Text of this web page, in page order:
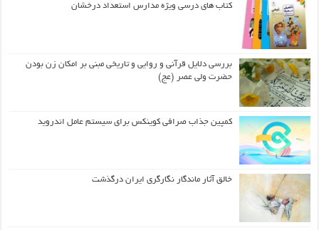
کتاب های درسی ویژه مدارس استعداد درخشان
بررسی دلایل قرآنی و روایی و تاریخی مبنی بر امکان زن بودن
حضرت ولی عصر (عج)
کمپین جذاب صرافی کوینکس برای سیستم عامل اندروید
خالق آثار ماندگار نگارگری ایران درگذشت